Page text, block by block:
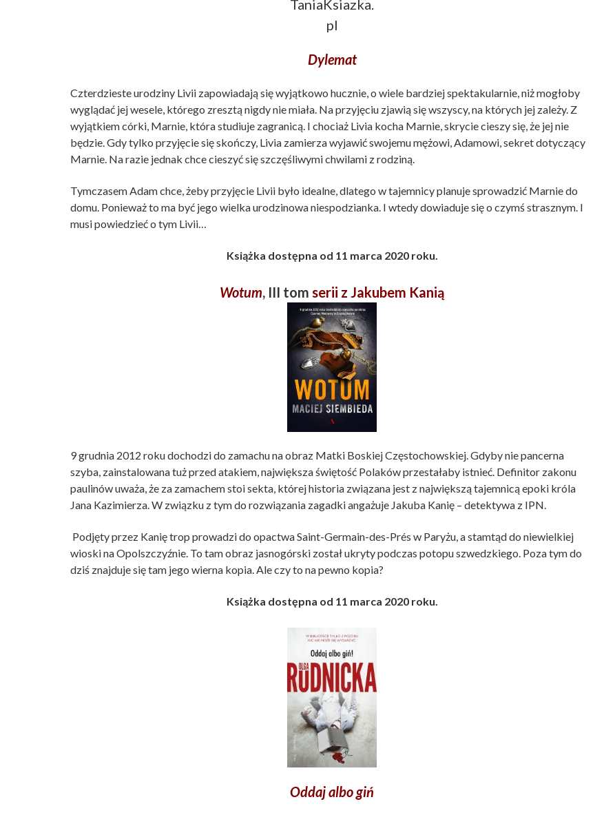
Dylemat
Czterdzieste urodziny Livii zapowiadają się wyjątkowo hucznie, o wiele bardziej spektakularnie, niż mogłoby
wyglądać jej wesele, którego zresztą nigdy nie miała. Na przyjęciu zjawią się wszyscy, na których jej zależy. Z
wyjątkiem córki, Marnie, która studiuje zagranicą. I chociaż Livia kocha Marnie, skrycie cieszy się, że jej nie
będzie. Gdy tylko przyjęcie się skończy, Livia zamierza wyjawić swojemu mężowi, Adamowi, sekret dotyczący
Marnie. Na razie jednak chce cieszyć się szczęśliwymi chwilami z rodziną.
Tymczasem Adam chce, żeby przyjęcie Livii było idealne, dlatego w tajemnicy planuje sprowadzić Marnie do
domu. Ponieważ to ma być jego wielka urodzinowa niespodzianka. I wtedy dowiaduje się o czymś strasznym. I
musi powiedzieć o tym Livii…
Książka dostępna od 11 marca 2020 roku.
Wotum, III tom serii z Jakubem Kanią
9 grudnia 2012 roku dochodzi do zamachu na obraz Matki Boskiej Częstochowskiej. Gdyby nie pancerna
szyba, zainstalowana tuż przed atakiem, największa świętość Polaków przestałaby istnieć. Definitor zakonu
paulinów uważa, że za zamachem stoi sekta, której historia związana jest z największą tajemnicą epoki króla
Jana Kazimierza. W związku z tym do rozwiązania zagadki angażuje Jakuba Kanię – detektywa z IPN.
Podjęty przez Kanię trop prowadzi do opactwa Saint-Germain-des-Prés w Paryżu, a stamtąd do niewielkiej
wioski na Opolszczyźnie. To tam obraz jasnogórski został ukryty podczas potopu szwedzkiego. Poza tym do
dziś znajduje się tam jego wierna kopia. Ale czy to na pewno kopia?
Książka dostępna od 11 marca 2020 roku.
Oddaj albo giń